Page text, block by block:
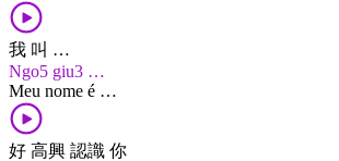
我 叫 …
Ngo5 giu3 …
Meu nome é …
好 高興 認識 你